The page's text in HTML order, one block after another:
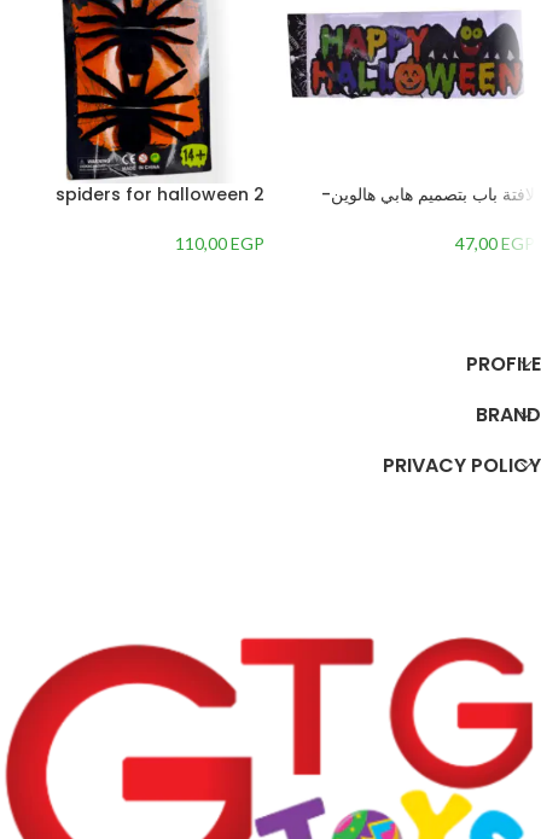
لافتة باب بتصميم هابي هالوين-
47,00EGP
2 spiders for halloween
110,00EGP
PROFILE
BRAND
PRIVACY POLICY